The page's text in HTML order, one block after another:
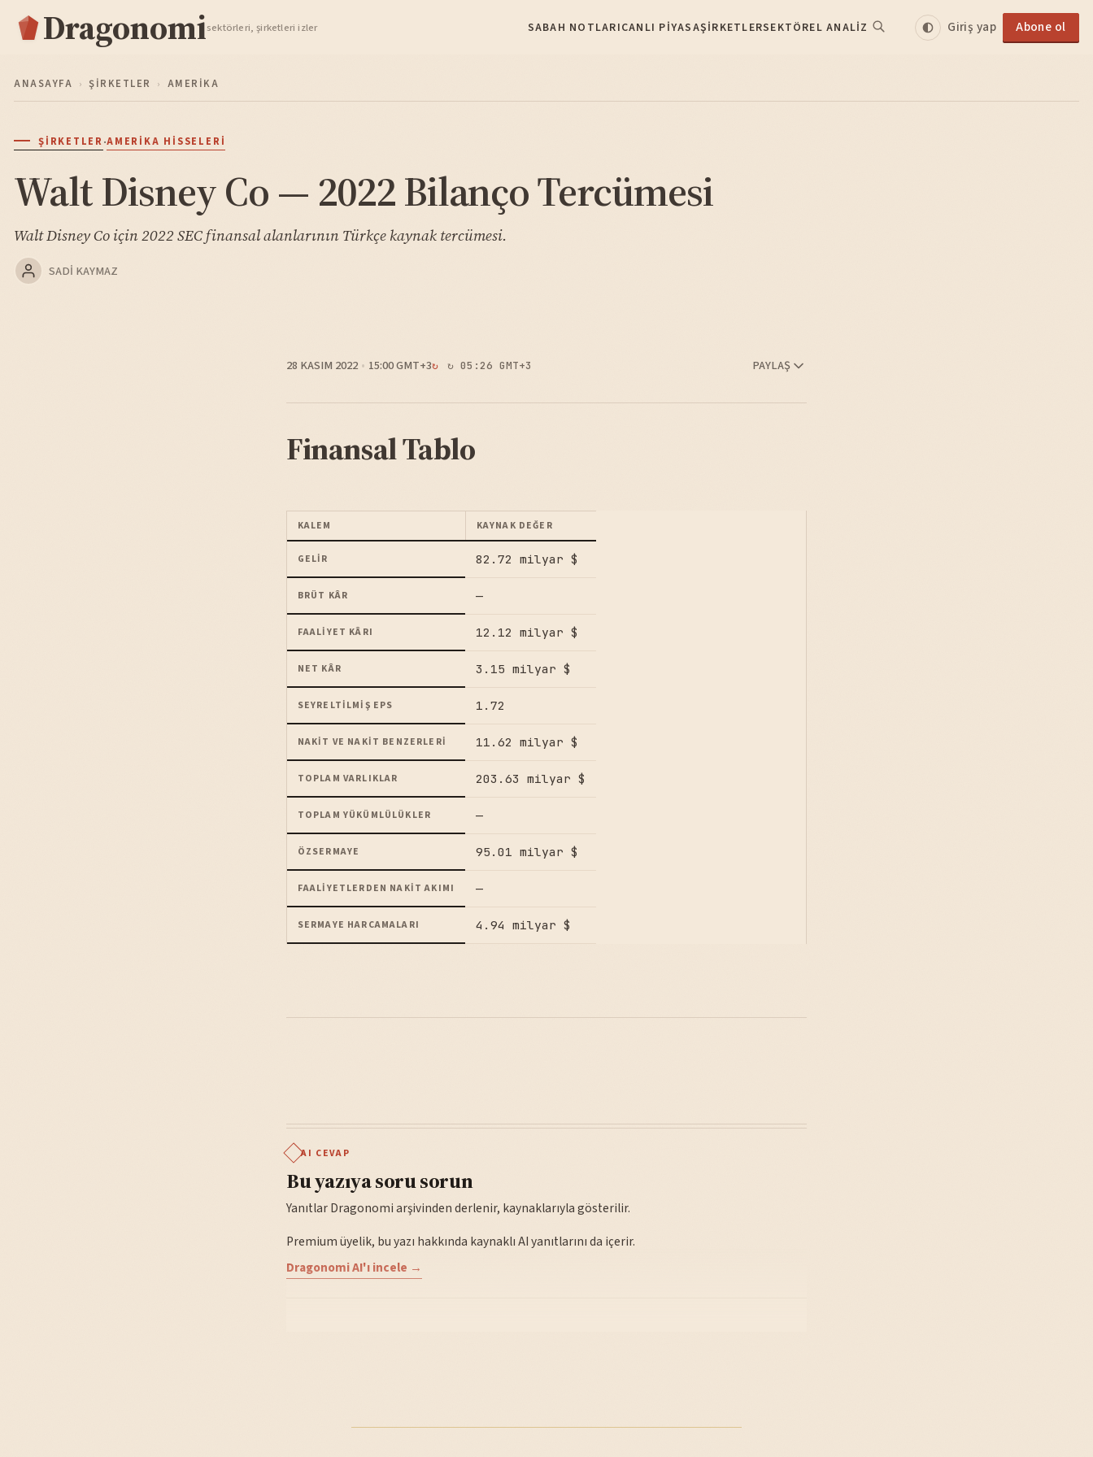
Dragonomisektörleri, şirketleri izler SABAH NOTLARICANLI PIYASAŞIRKETLERSEKTÖREL ANALIZ Giriş yap Abone ol
TAKIP ET
ANASAYFA › ŞIRKETLER › AMERIKA
ŞIRKETLER·AMERIKA HISSELERI
Walt Disney Co — 2022 Bilanço Tercümesi
Walt Disney Co için 2022 SEC finansal alanlarının Türkçe kaynak tercümesi.
SADI KAYMAZ
28 KASIM 2022 15:00 GMT+3 ↻ 05:26 GMT+3 PAYLAŞ
Finansal Tablo
KALEM KAYNAK DEĞER
GELIR 82.72 milyar $
BRÜT KÂR —
FAALIYET KÂRI 12.12 milyar $
NET KÂR 3.15 milyar $
SEYRELTILMIŞ EPS 1.72
NAKIT VE NAKIT BENZERLERI 11.62 milyar $
TOPLAM VARLIKLAR 203.63 milyar $
TOPLAM YÜKÜMLÜLÜKLER —
ÖZSERMAYE 95.01 milyar $
FAALIYETLERDEN NAKIT AKIMI —
SERMAYE HARCAMALARI 4.94 milyar $
AI CEVAP
Bu yazıya soru sorun
Yanıtlar Dragonomi arşivinden derlenir, kaynaklarıyla gösterilir.
Premium üyelik, bu yazı hakkında kaynaklı AI yanıtlarını da içerir.
Dragonomi AI'ı incele →